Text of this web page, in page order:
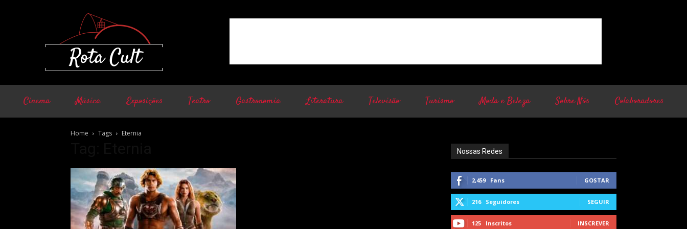
Cinema Música Exposições Teatro Gastronomia Literatura Televisão Turismo Moda e Beleza Sobre Nós Colaboradores
Home Tags Eternia
Nossas Redes
2,459 Fans GOSTAR
216 Seguidores SEGUIR
125 Inscritos INSCREVER